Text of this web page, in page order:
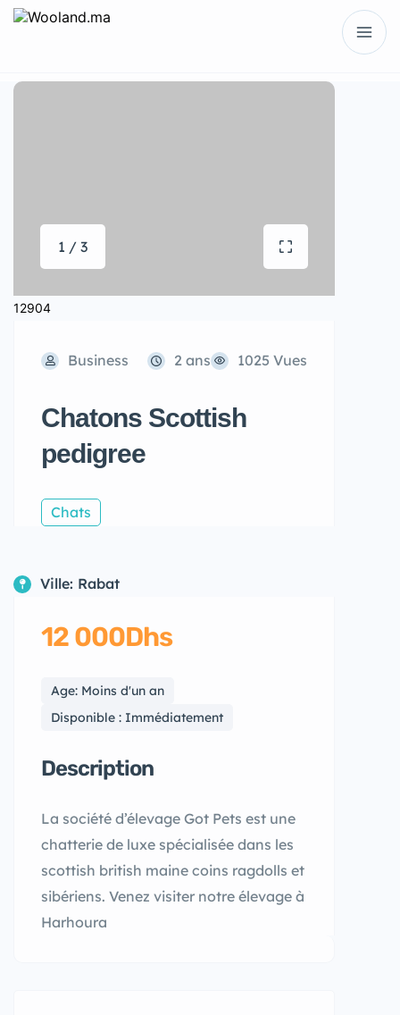
1 / 3
12904
Business 2 ans 1025 Vues
Chatons Scottish
pedigree
Chats
Ville: Rabat
12 000Dhs
Age: Moins d'un an
Disponible : Immédiatement
Description
La société d’élevage Got Pets est une
chatterie de luxe spécialisée dans les
scottish british maine coins ragdolls et
sibériens. Venez visiter notre élevage à
Harhoura